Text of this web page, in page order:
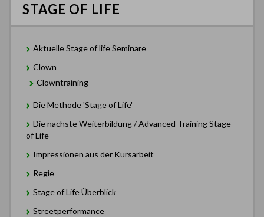
STAGE OF LIFE
Aktuelle Stage of life Seminare
Clown
Clowntraining
Die Methode 'Stage of Life'
Die nächste Weiterbildung / Advanced Training Stage
of Life
Impressionen aus der Kursarbeit
Regie
Stage of Life Überblick
Streetperformance